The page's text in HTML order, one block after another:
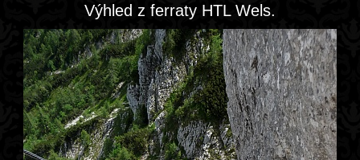
Výhled z ferraty HTL Wels.